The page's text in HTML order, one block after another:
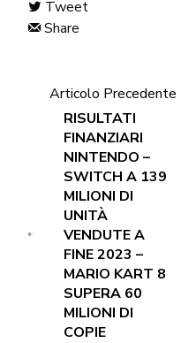
Tweet
Share
Articolo Precedente
RISULTATI
FINANZIARI
NINTENDO –
SWITCH A 139
MILIONI DI
UNITÀ
VENDUTE A
FINE 2023 –
MARIO KART 8
SUPERA 60
MILIONI DI
COPIE